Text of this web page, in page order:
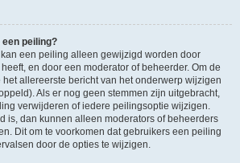
peiling?
een peiling alleen gewijzigd worden door
en door een moderator of beheerder. Om de
allereerste bericht van het onderwerp wijzigen
Als er nog geen stemmen zijn uitgebracht,
verwijderen of iedere peilingsoptie wijzigen.
is, dan kunnen alleen moderators of beheerders
Dit om te voorkomen dat gebruikers een peiling
door de opties te wijzigen.